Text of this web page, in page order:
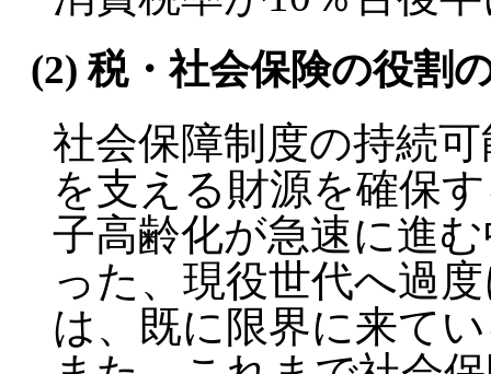
(2) 税・社会保険の役割
社会保障制度の持続
を支える財源を確保
子高齢化が急速に進
った、現役世代へ過
は、既に限界に来て